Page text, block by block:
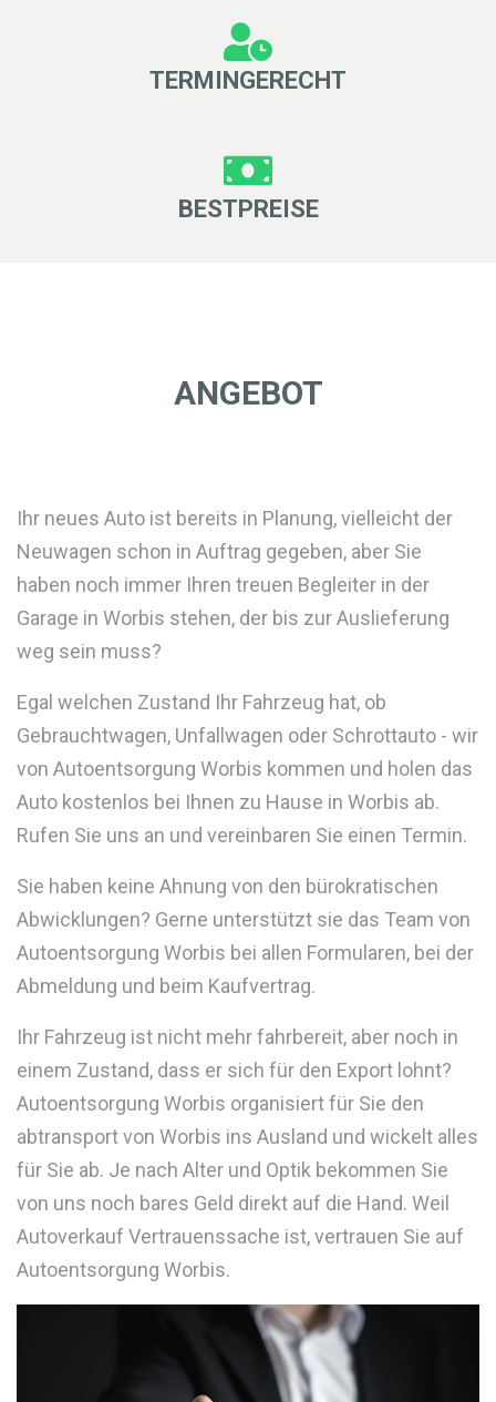
TERMINGERECHT
BESTPREISE
ANGEBOT
Ihr neues Auto ist bereits in Planung, vielleicht der
Neuwagen schon in Auftrag gegeben, aber Sie
haben noch immer Ihren treuen Begleiter in der
Garage in Worbis stehen, der bis zur Auslieferung
weg sein muss?
Egal welchen Zustand Ihr Fahrzeug hat, ob
Gebrauchtwagen, Unfallwagen oder Schrottauto - wir
von Autoentsorgung Worbis kommen und holen das
Auto kostenlos bei Ihnen zu Hause in Worbis ab.
Rufen Sie uns an und vereinbaren Sie einen Termin.
Sie haben keine Ahnung von den bürokratischen
Abwicklungen? Gerne unterstützt sie das Team von
Autoentsorgung Worbis bei allen Formularen, bei der
Abmeldung und beim Kaufvertrag.
Ihr Fahrzeug ist nicht mehr fahrbereit, aber noch in
einem Zustand, dass er sich für den Export lohnt?
Autoentsorgung Worbis organisiert für Sie den
abtransport von Worbis ins Ausland und wickelt alles
für Sie ab. Je nach Alter und Optik bekommen Sie
von uns noch bares Geld direkt auf die Hand. Weil
Autoverkauf Vertrauenssache ist, vertrauen Sie auf
Autoentsorgung Worbis.